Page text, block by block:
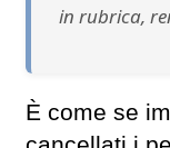
in rubrica,
È come se